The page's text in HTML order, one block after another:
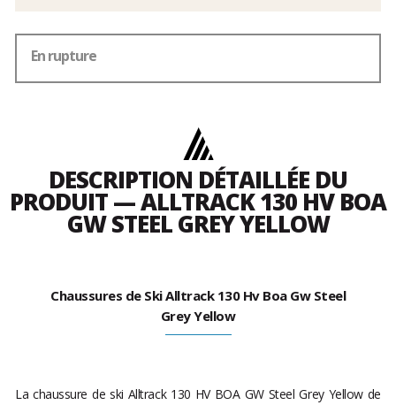
En rupture
DESCRIPTION DÉTAILLÉE DU
PRODUIT — ALLTRACK 130 HV BOA
GW STEEL GREY YELLOW
Chaussures de Ski Alltrack 130 Hv Boa Gw Steel
Grey Yellow
La chaussure de ski Alltrack 130 HV BOA GW Steel Grey Yellow de